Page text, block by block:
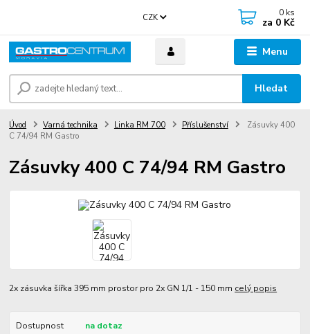
Menu
CZK
Hledat
0 ks
za 0 Kč
Úvod Varná technika Linka RM 700 Příslušenství
Zásuvky 400
C 74/94 RM Gastro
Zásuvky 400 C 74/94 RM Gastro
2x zásuvka šířka 395 mm prostor pro 2x GN 1/1 - 150 mm celý popis
Dostupnost na dotaz